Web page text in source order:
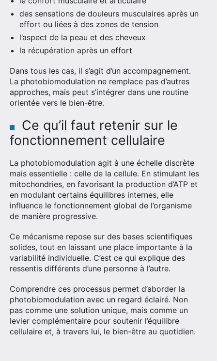
des sensations de douleurs musculaires après un
effort ou liées à des zones de tension
l’aspect de la peau et des cheveux
la récupération après un effort
Dans tous les cas, il s’agit d’un accompagnement.
La photobiomodulation ne remplace pas d’autres
approches, mais peut s’intégrer dans une routine
orientée vers le bien-être.
Ce qu’il faut retenir sur le
fonctionnement cellulaire
La photobiomodulation agit à une échelle discrète
mais essentielle : celle de la cellule. En stimulant les
mitochondries, en favorisant la production d’ATP et
en modulant certains équilibres internes, elle
influence le fonctionnement global de l’organisme
de manière progressive.
Ce mécanisme repose sur des bases scientifiques
solides, tout en laissant une place importante à la
variabilité individuelle. C’est ce qui explique des
ressentis différents d’une personne à l’autre.
Comprendre ces processus permet d’aborder la
photobiomodulation avec un regard éclairé. Non
pas comme une solution unique, mais comme un
levier complémentaire pour soutenir l’équilibre
cellulaire et, à travers lui, le bien-être au quotidien.